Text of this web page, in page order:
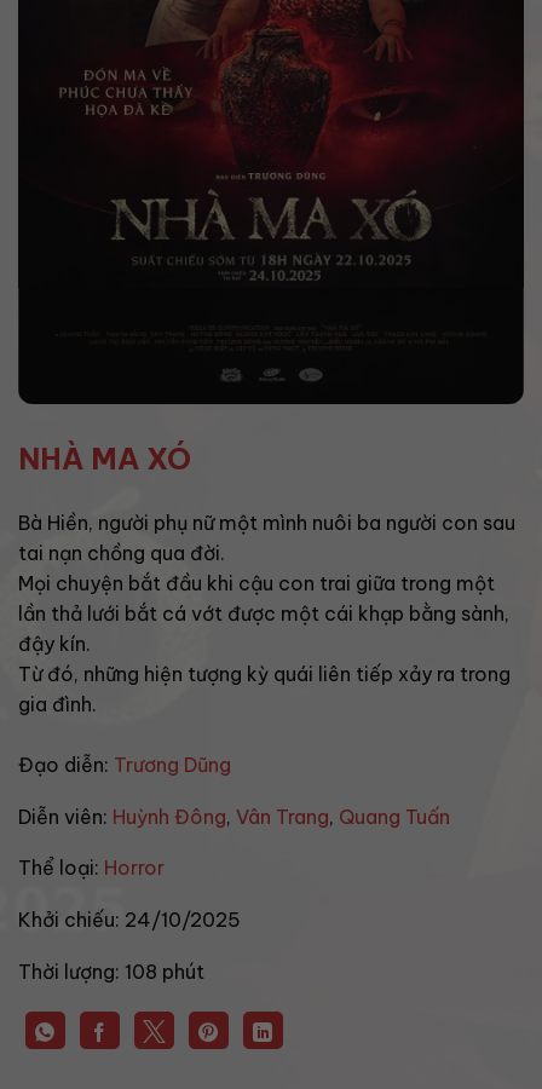
NHÀ MA XÓ
Bà Hiền, người phụ nữ một mình nuôi ba người con sau
tai nạn chồng qua đời.
Mọi chuyện bắt đầu khi cậu con trai giữa trong một
lần thả lưới bắt cá vớt được một cái khạp bằng sành,
đậy kín.
Từ đó, những hiện tượng kỳ quái liên tiếp xảy ra trong
gia đình.
Đạo diễn: Trương Dũng
Diễn viên: Huỳnh Đông, Vân Trang, Quang Tuấn
Thể loại: Horror
Khởi chiếu: 24/10/2025
Thời lượng: 108 phút